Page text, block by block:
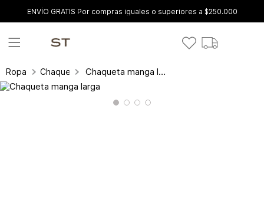
ENVÍO GRATIS Por compras iguales o superiores a $250.000
Ropa Chaquetas Chaqueta manga larga